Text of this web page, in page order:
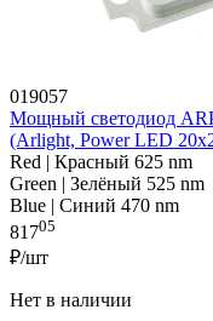
019057
Мощный светодиод
(Arlight, Power LED
Red | Красный 625 nm
Green | Зелёный 525 nm
Blue | Синий 470 nm
81705
₽/шт
Нет в наличии